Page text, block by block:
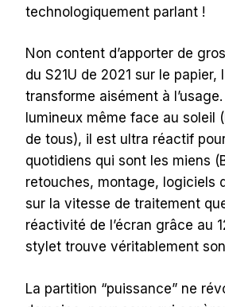
technologiquement parlant !
Non content d’apporter de
du S21U de 2021 sur le papier,
transforme aisément à
lumineux même face au soleil
de tous), il est ultra réactif
quotidiens qui sont les miens
retouches, montage, logiciels
sur la vitesse de traitement
réactivité de l’écran grâce au
stylet trouve véritablement
La partition “puissance” ne